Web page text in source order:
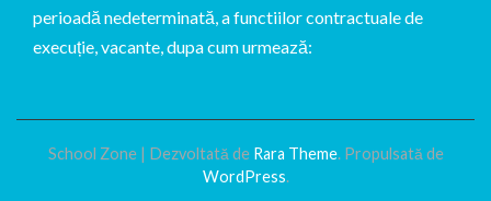
perioadă nedeterminată, a functiilor contractuale de
execuție, vacante, dupa cum urmează:
School Zone | Dezvoltată de Rara Theme. Propulsată de
WordPress.